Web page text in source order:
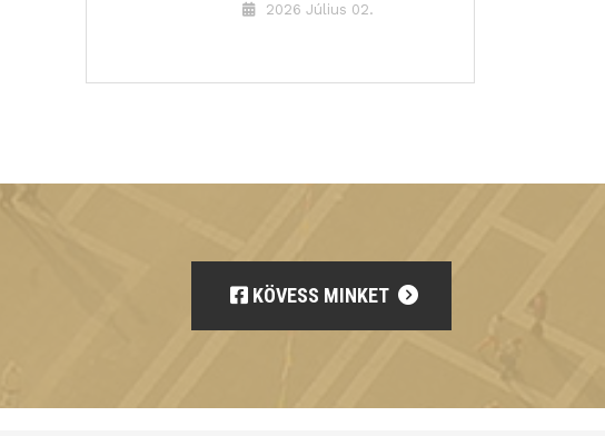
2026 Július 02.
KÖVESS MINKET